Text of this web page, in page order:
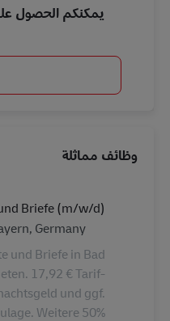
يمكنكم الحصول
وظائف مماثلة
Briefe (m/w/d)
الموقع
Germany
und Briefe in Bad
17,92 € Tarif-
und ggf.
Weitere 50%